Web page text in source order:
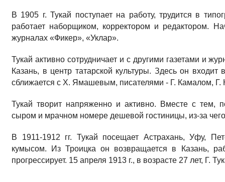
В 1905 г. Тукай поступает на работу, трудится в
работает наборщиком, корректором и редактором.
журналах «Фикер», «Уклар».
Тукай активно сотрудничает и с другими газетами и
Казань, в центр татарской культуры. Здесь он входит
сближается с Х. Ямашевым, писателями - Г. Камалом,
Тукай творит напряженно и активно. Вместе с тем,
сыром и мрачном номере дешевой гостиницы, из-за чего
В 1911-1912 гг. Тукай посещает Астрахань, Уфу,
кумысом. Из Троицка он возвращается в Казань,
прогрессирует. 15 апреля 1913 г., в возрасте 27 лет, Г.